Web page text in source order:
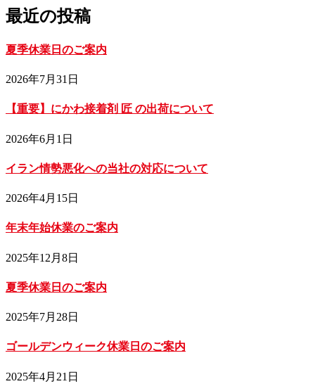
最近の投稿
夏季休業日のご案内
2026年7月31日
【重要】にかわ接着剤 匠 の出荷について
2026年6月1日
イラン情勢悪化への当社の対応について
2026年4月15日
年末年始休業のご案内
2025年12月8日
夏季休業日のご案内
2025年7月28日
ゴールデンウィーク休業日のご案内
2025年4月21日